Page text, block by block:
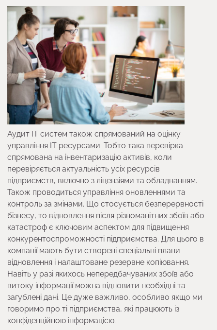
Аудит ІТ систем також спрямований на оцінку
управління ІТ ресурсами. Тобто така перевірка
спрямована на інвентаризацію активів, коли
перевіряється актуальність усіх ресурсів
підприємств, включно з ліцензіями та обладнанням.
Також проводиться управління оновленнями та
контроль за змінами. Що стосується безперервності
бізнесу, то відновлення після різноманітних збоїв або
катастроф є ключовим аспектом для підвищення
конкурентоспроможності підприємства. Для цього в
компанії мають бути створені спеціальні плани
відновлення і налаштоване резервне копіювання.
Навіть у разі якихось непередбачуваних збоїв або
витоку інформації можна відновити необхідні та
загублені дані. Це дуже важливо, особливо якщо ми
говоримо про ті підприємства, які працюють із
конфіденційною інформацією.